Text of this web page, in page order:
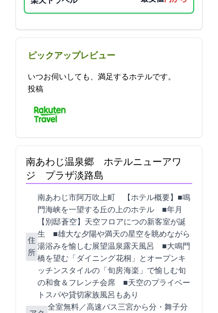
ピックアップレビュー
いつお伺いしても、満足するホテルです。 2023-05-06 12:48:56
投稿
南あわじ温泉郷 ホテルニューアワ
ジ プラザ淡路島
住
所
南あわじ市阿万吹上町1433-2 【ホテル概要】■鳴
門海峡を一望する丘の上のホテル ■2022年12月
【別邸 蒼空】天空フロアに5つの新客室が誕
生 ■雄大な夕陽や満天の星空を眺めながら
湯浴みを愉しむ展望温泉露天風呂 ■大鳴門
橋を望む「ダイニング 花桐」とオープンキ
ッチンスタイルの「旬房 海楽」で愉しむ旬
の和食＆フレンチ会席 ■天空のプライベー
トスパや貸切家族風呂もあり
全室WiFi無料／高速バス:三宮から85分・舞子60分